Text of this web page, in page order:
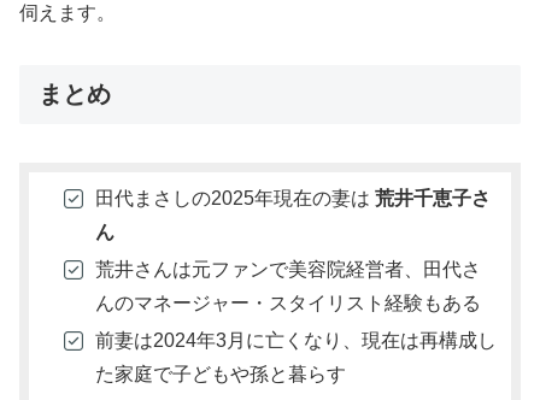
伺えます。
まとめ
田代まさしの2025年現在の妻は 荒井千恵子さ
ん
荒井さんは元ファンで美容院経営者、田代さ
んのマネージャー・スタイリスト経験もある
前妻は2024年3月に亡くなり、現在は再構成し
た家庭で子どもや孫と暮らす